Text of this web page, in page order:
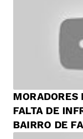
FALTA DE
BAIRRO DE